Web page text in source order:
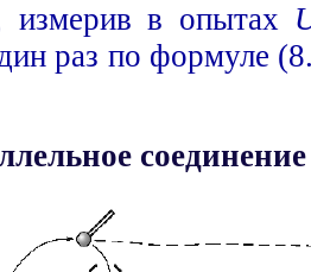
измерив в опытах
раз по формуле